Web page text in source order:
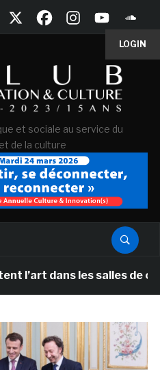
LOGIN
et sociale au service du
de la culture
les salles de classe